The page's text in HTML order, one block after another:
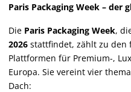
Paris Packaging Week – der
Die Paris Packaging Week,
2026 stattfindet, zählt zu
Plattformen für Premium-,
Europa. Sie vereint vier
Dach: